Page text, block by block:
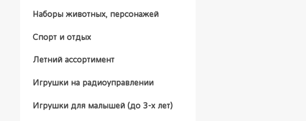
Наборы животных, персонажей
Спорт и отдых
Летний ассортимент
Игрушки на радиоуправлении
Игрушки для малышей (до 3-х лет)